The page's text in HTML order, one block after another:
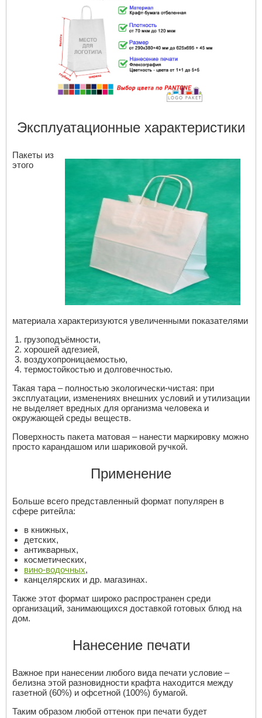
Эксплуатационные характеристики
Пакеты из
этого
материала характеризуются увеличенными показателями
грузоподъёмности,
хорошей адгезией,
воздухопроницаемостью,
термостойкостью и долговечностью.
Такая тара – полностью экологически-чистая: при
эксплуатации, изменениях внешних условий и утилизации
не выделяет вредных для организма человека и
окружающей среды веществ.
Поверхность пакета матовая – нанести маркировку можно
просто карандашом или шариковой ручкой.
Применение
Больше всего представленный формат популярен в
сфере ритейла:
в книжных,
детских,
антикварных,
косметических,
вино-водочных,
канцелярских и др. магазинах.
Также этот формат широко распространен среди
организаций, занимающихся доставкой готовых блюд на
дом.
Нанесение печати
Важное при нанесении любого вида печати условие –
белизна этой разновидности крафта находится между
газетной (60%) и офсетной (100%) бумагой.
Таким образом любой оттенок при печати будет